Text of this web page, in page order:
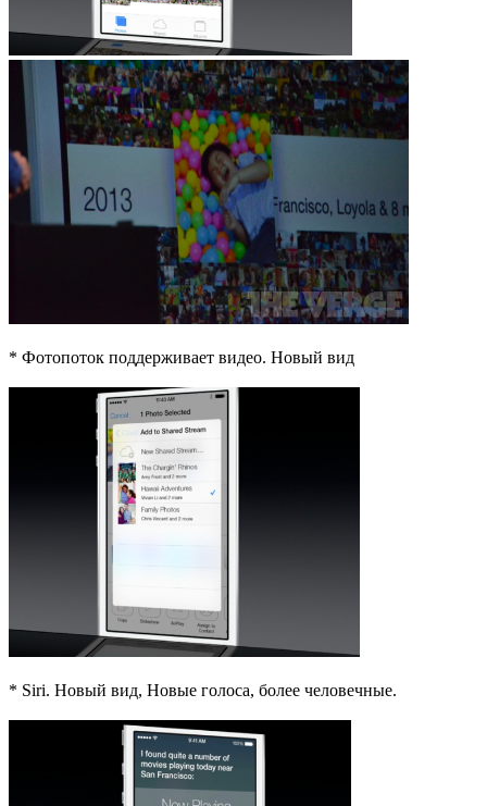
* Фотопоток поддерживает видео. Новый вид
* Siri. Новый вид, Новые голоса, более человечные.